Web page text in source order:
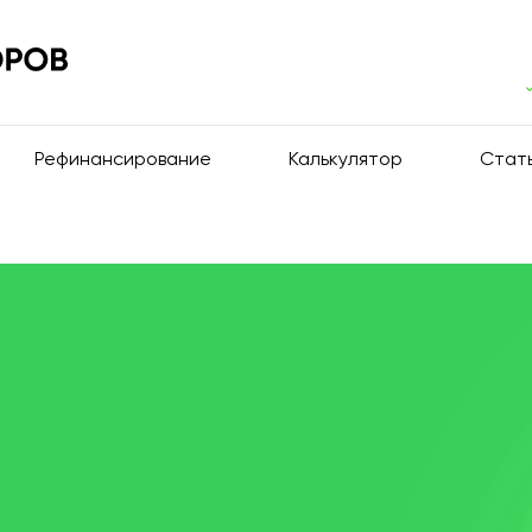
(залоге недвижимости)".
суммы в конце срока.
Рефинансирование Калькулятор